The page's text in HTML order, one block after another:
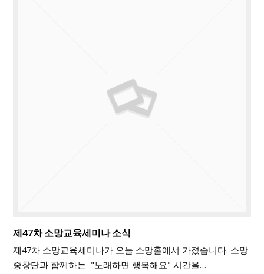
제47차 소망교육세미나 소식
제47차 소망교육세미나가 오늘 소망홀에서 가졌습니다. 소망
중창단과 함께하는 "노래하면 행복해요" 시간을…